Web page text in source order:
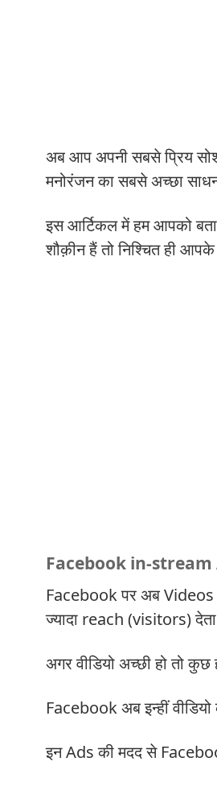
अब आप अपनी सबसे प्रिय
मनोरंजन का सबसे अच्छा
इस आर्टिकल में हम आपको
शौक़ीन हैं तो निश्चित ही
Facebook in-stream
Facebook पर अब Videos
ज्यादा reach (visitors)
अगर वीडियो अच्छी हो तो कुछ
Facebook अब इन्हीं
इन Ads की मदद से